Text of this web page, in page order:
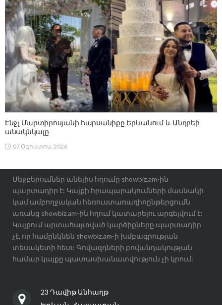
Էնջլ Մարտիրոսյանի հարսանիքը Երևանում և Անդրեի
անակնկալը
07 Օգոստոս, 2026
Մեջբերումներ անելիս հղումը showbiz.am-ին
պարտադիր է: Կայքի հրապարակումների մասնակի
կամ ամբողջական հեռուստառադիոընթերցումն
առանց showbiz.am-ին հղում կատարելու արգելվում է:
Կայքում արտահայտված կարծիքները պարտադիր
չէ, որ համընկնեն showbiz.am-ի խմբագրության
տեսակետի հետ: Գովազդների բովանդակության
համար կայքը պատասխանատվություն չի կրում:
23 Դավիթ Անհաղթ